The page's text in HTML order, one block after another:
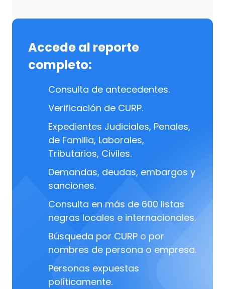
Accede al reporte
completo:
Consulta de antecedentes.
Verificación de CURP.
Expedientes Judiciales, Penales,
de Familia, Laborales,
Tributarios, Civiles.
Demandas, deudas, embargos y
sanciones.
Consulta en más de 600 listas
negras locales e internacionales.
Búsqueda por CURP o por
nombres de persona o empresa.
Personas expuestas
políticamente.